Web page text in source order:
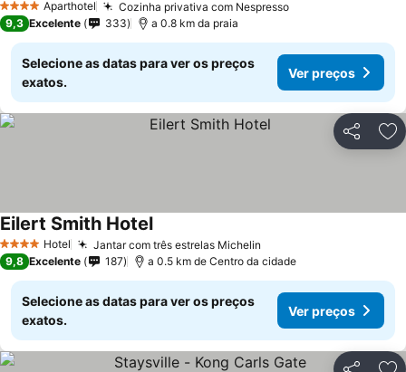
4 EstrelasAparthotel
Cozinha privativa com Nespresso
9,3 Excelente 333 a 0.8 km da praia
Selecione as datas para ver os preços
exatos.
Ver preços
Partilhar
4 EstrelasHotel Jantar com três estrelas Michelin
Eilert Smith Hotel
9,8 Excelente 187 a 0.5 km de Centro da cidade
Selecione as datas para ver os preços
exatos.
Ver preços